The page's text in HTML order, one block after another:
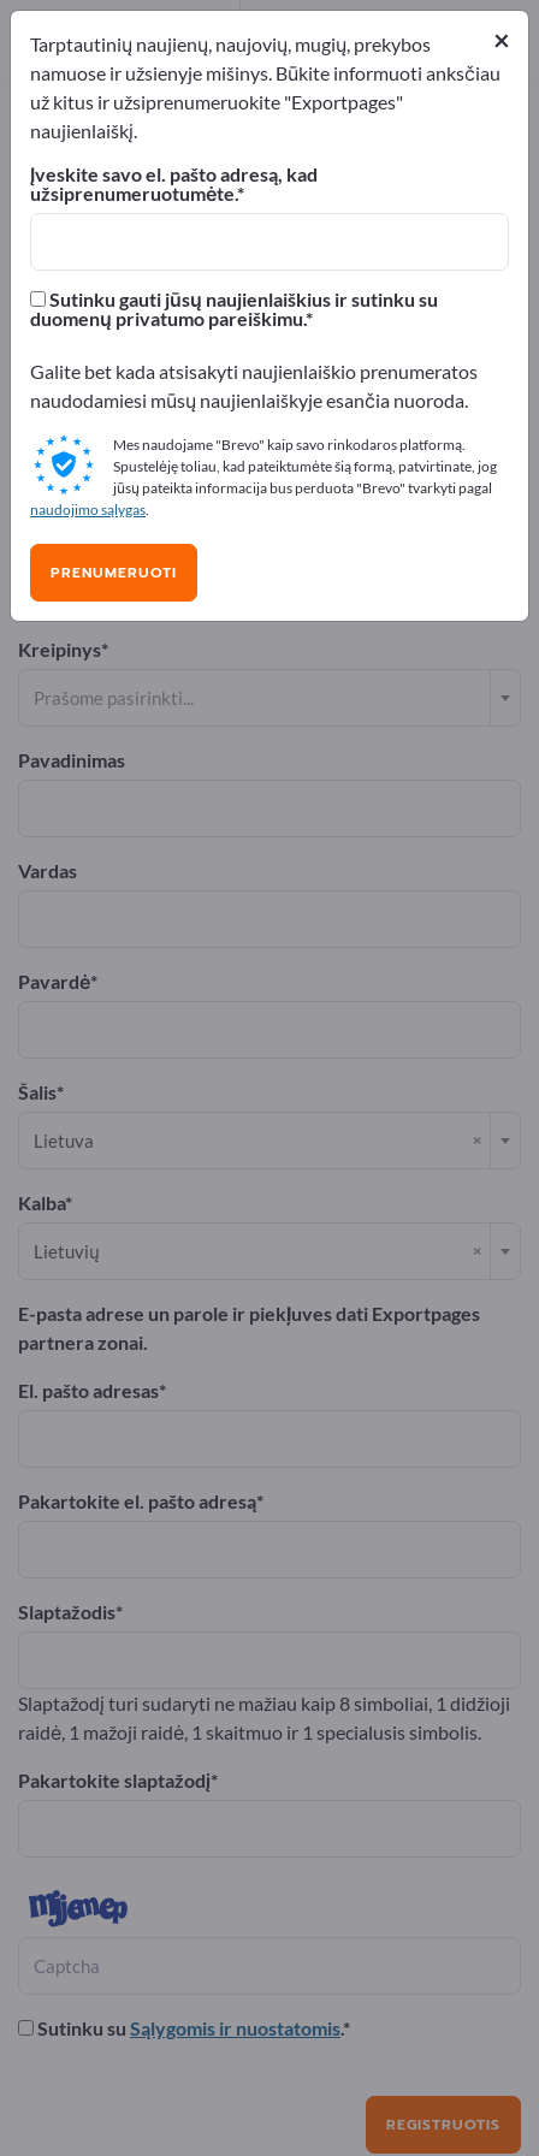
Prisijunkite prie
„Exportpages“ ir tapkite
pirkėjų prekyvietės dalimi.
galimybių. Užbaikite registraciją ir tapkite pasaulinės
tiekėjų ir pirkėjų prekyvietės dalimi.
Jau turite „Exportpages“ paskyrą? Prisijunkite čia.
įmonės pavadinimas
Kreipinys
Prašome pasirinkti...
Pavadinimas
Vardas
Pavardė
Šalis
×
Lietuva
Kalba
×
Lietuvių
E-pasta adrese un parole ir piekļuves dati Exportpages
partnera zonai.
El. pašto adresas
Pakartokite el. pašto adresą
Slaptažodis
Slaptažodį turi sudaryti ne mažiau kaip 8 simboliai, 1 didžioji
raidė, 1 mažoji raidė, 1 skaitmuo ir 1 specialusis simbolis.
Pakartokite slaptažodį
Sutinku su Sąlygomis ir nuostatomis.
REGISTRUOTIS
×
Tarptautinių naujienų, naujovių, mugių, prekybos
namuose ir užsienyje mišinys. Būkite informuoti anksčiau
už kitus ir užsiprenumeruokite "Exportpages"
naujienlaiškį.
Įveskite savo el. pašto adresą, kad
užsiprenumeruotumėte.
Sutinku gauti jūsų naujienlaiškius ir sutinku su
duomenų privatumo pareiškimu.
Galite bet kada atsisakyti naujienlaiškio prenumeratos
naudodamiesi mūsų naujienlaiškyje esančia nuoroda.
Mes naudojame "Brevo" kaip savo rinkodaros platformą.
Spustelėję toliau, kad pateiktumėte šią formą, patvirtinate, jog
jūsų pateikta informacija bus perduota "Brevo" tvarkyti pagal
naudojimo sąlygas.
PRENUMERUOTI